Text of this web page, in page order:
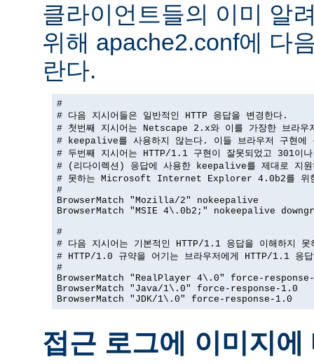
클라이언트들의 이미 알
위해 apache2.conf에 다
란다.
#
# 다음 지시어들은 일반적인 HTTP 응답을 변경한다.
# 첫번째 지시어는 Netscape 2.x와 이를 가장한 브라우
# keepalive를 사용하지 않는다. 이들 브라우저 구현에
# 두번째 지시어는 HTTP/1.1 구현이 잘못되었고 301이
# (리다이렉션) 응답에 사용한 keepalive를 제대로 지원
# 못하는 Microsoft Internet Explorer 4.0b2를 위
#
BrowserMatch "Mozilla/2" nokeepalive
BrowserMatch "MSIE 4\.0b2;" nokeepalive
#
# 다음 지시어는 기본적인 HTTP/1.1 응답을 이해하지 못
# HTTP/1.0 규약을 어기는 브라우저에게 HTTP/1.1 응
#
BrowserMatch "RealPlayer 4\.0" force-
BrowserMatch "Java/1\.0" force-response-1.0
BrowserMatch "JDK/1\.0" force-response-1.0
접근 로그에 이미지